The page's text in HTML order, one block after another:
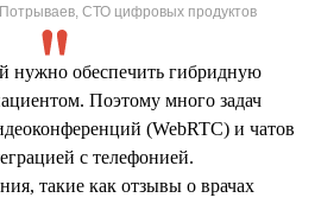
СТО цифровых продуктов
нужно обеспечить гибридную
Поэтому много задач
(WebRTC) и чатов
с телефонией.
такие как отзывы о врачах